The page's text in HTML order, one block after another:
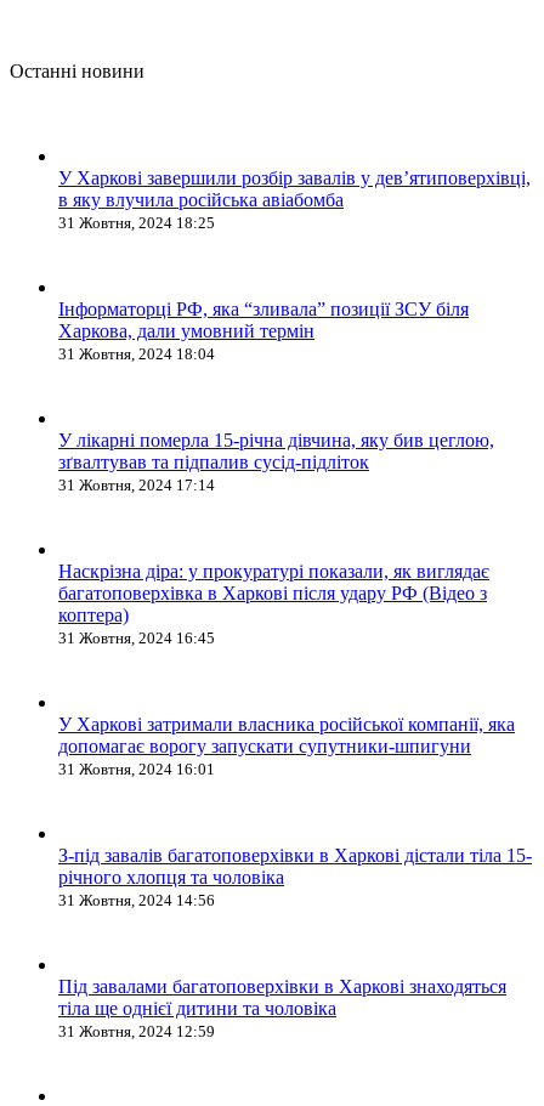
Останні новини
У Харкові завершили розбір завалів у дев’ятиповерхівці,
в яку влучила російська авіабомба
31 Жовтня, 2024 18:25
Інформаторці РФ, яка “зливала” позиції ЗСУ біля
Харкова, дали умовний термін
31 Жовтня, 2024 18:04
У лікарні померла 15-річна дівчина, яку бив цеглою,
зґвалтував та підпалив сусід-підліток
31 Жовтня, 2024 17:14
Наскрізна діра: у прокуратурі показали, як виглядає
багатоповерхівка в Харкові після удару РФ (Відео з
коптера)
31 Жовтня, 2024 16:45
У Харкові затримали власника російської компанії, яка
допомагає ворогу запускати супутники-шпигуни
31 Жовтня, 2024 16:01
З-під завалів багатоповерхівки в Харкові дістали тіла 15-
річного хлопця та чоловіка
31 Жовтня, 2024 14:56
Під завалами багатоповерхівки в Харкові знаходяться
тіла ще однієї дитини та чоловіка
31 Жовтня, 2024 12:59